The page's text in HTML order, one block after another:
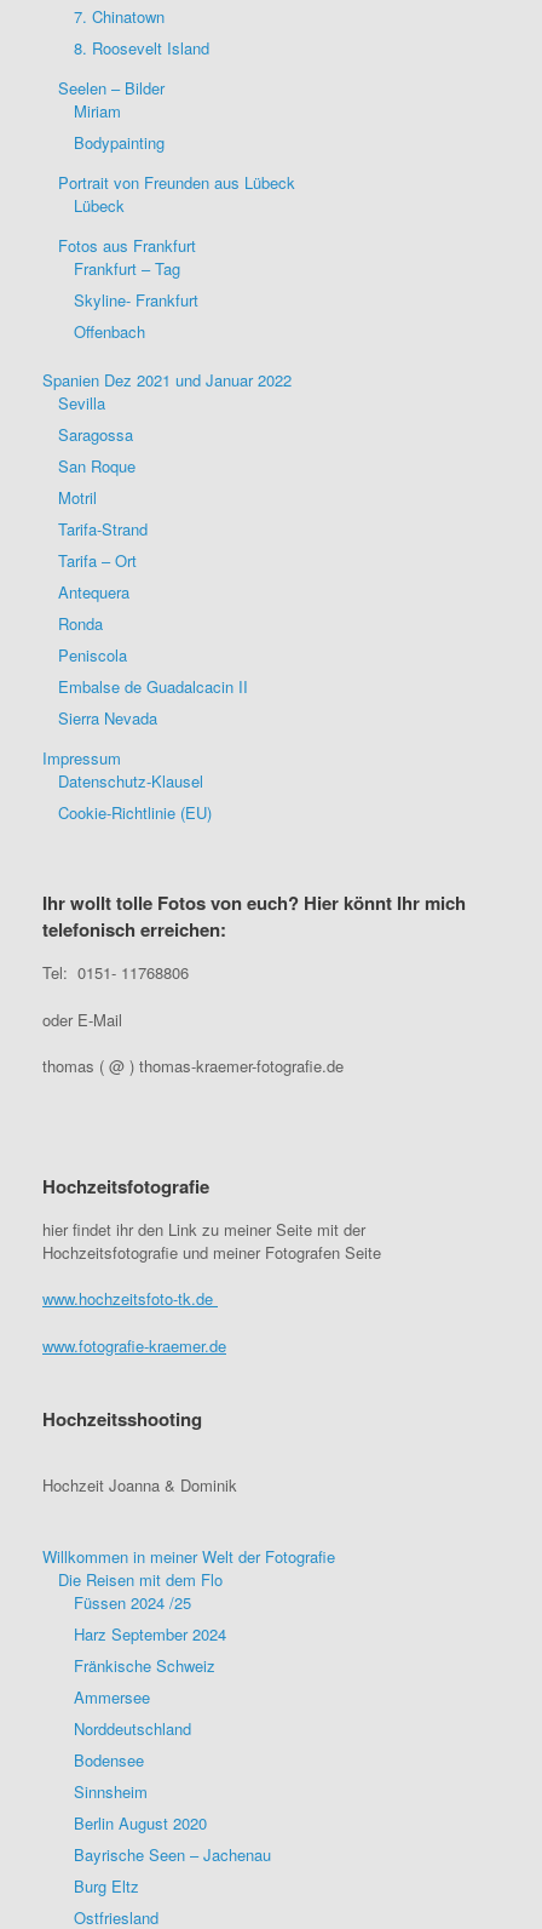
7. Chinatown
8. Roosevelt Island
Seelen – Bilder
Miriam
Bodypainting
Portrait von Freunden aus Lübeck
Lübeck
Fotos aus Frankfurt
Frankfurt – Tag
Skyline- Frankfurt
Offenbach
Spanien Dez 2021 und Januar 2022
Sevilla
Saragossa
San Roque
Motril
Tarifa-Strand
Tarifa – Ort
Antequera
Ronda
Peniscola
Embalse de Guadalcacin II
Sierra Nevada
Impressum
Datenschutz-Klausel
Cookie-Richtlinie (EU)
Ihr wollt tolle Fotos von euch? Hier könnt Ihr mich
telefonisch erreichen:
Tel: 0151- 11768806
oder E-Mail
thomas ( @ ) thomas-kraemer-fotografie.de
Hochzeitsfotografie
hier findet ihr den Link zu meiner Seite mit der
Hochzeitsfotografie und meiner Fotografen Seite
www.hochzeitsfoto-tk.de
www.fotografie-kraemer.de
Hochzeitsshooting
Hochzeit Joanna & Dominik
Willkommen in meiner Welt der Fotografie
Die Reisen mit dem Flo
Füssen 2024 /25
Harz September 2024
Fränkische Schweiz
Ammersee
Norddeutschland
Bodensee
Sinnsheim
Berlin August 2020
Bayrische Seen – Jachenau
Burg Eltz
Ostfriesland